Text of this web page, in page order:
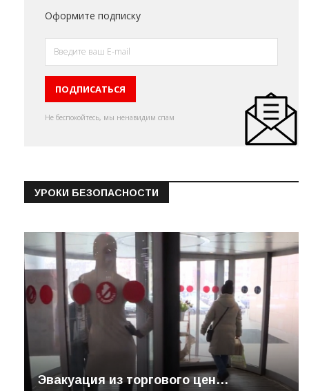
Оформите подписку
Не беспокойтесь, мы ненавидим спам
УРОКИ БЕЗОПАСНОСТИ
Эвакуация из торгового цен…